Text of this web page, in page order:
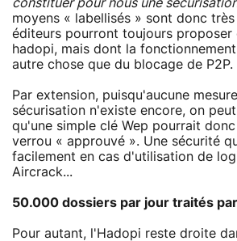
constituer pour nous une
moyens « labellisés » sont donc
éditeurs pourront toujours
hadopi, mais dont la
autre chose que du blocage de P2P.
Par extension, puisqu'aucune
sécurisation n'existe encore, on
qu'une simple clé Wep pourrait
verrou « approuvé ». Une sécurité
facilement en cas d'utilisation de
Aircrack...
50.000 dossiers par jour traités
Pour autant, l'Hadopi reste droite